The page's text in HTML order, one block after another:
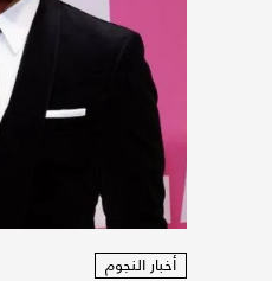
أخبار النجوم